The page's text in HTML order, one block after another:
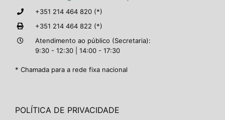
+351 214 464 820 (*)
+351 214 464 822 (*)
Atendimento ao público (Secretaria):
9:30 - 12:30 | 14:00 - 17:30
* Chamada para a rede fixa nacional
POLÍTICA DE PRIVACIDADE